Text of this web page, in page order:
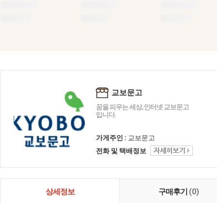
교보문고
꿈을 피우는 세상, 인터넷 교보문고
입니다.
가게주인 : 교보문고
전화 및 택배정보
상세정보 구매후기 (0)